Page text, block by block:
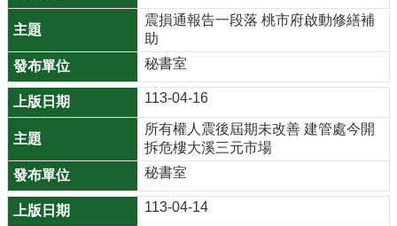
民
服
務
政
府
資
公
開
震損通報告一段落 桃市府啟動修繕補
助
秘書室
113-04-16
所有權人震後屆期未改善 建管處今開
拆危樓大溪三元市場
秘書室
113-04-14